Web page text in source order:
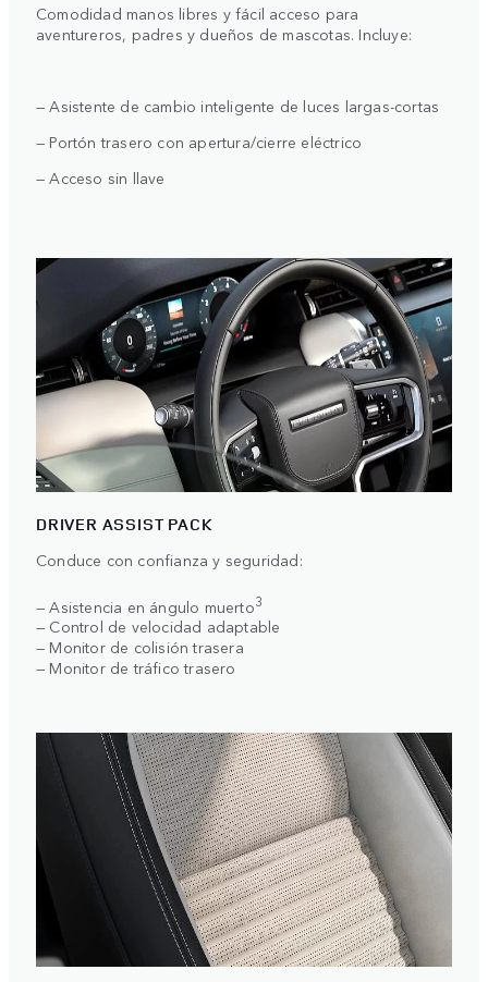
Comodidad manos libres y fácil acceso para
aventureros, padres y dueños de mascotas. Incluye:
— Asistente de cambio inteligente de luces largas-cortas
— Portón trasero con apertura/cierre eléctrico
— Acceso sin llave
DRIVER ASSIST PACK
Conduce con confianza y seguridad:
— Asistencia en ángulo muerto3
— Control de velocidad adaptable
— Monitor de colisión trasera
— Monitor de tráfico trasero